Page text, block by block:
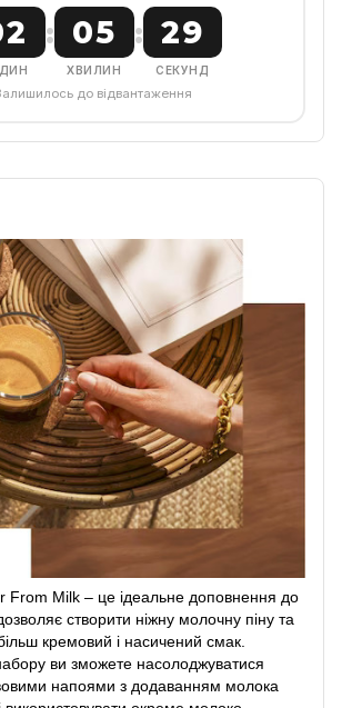
: 05
ХВИЛИН
: 29
СЕКУНД
до відвантаження
From Milk – це ідеальне доповнення до
створити ніжну молочну піну та
кремовий і насичений смак.
ви зможете насолоджуватися
напоями з додаванням молока